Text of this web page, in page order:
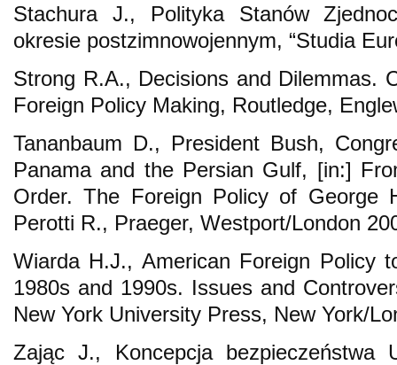
Stachura J., Polityka Stanów
okresie postzimnowojennym, “Studia
Strong R.A., Decisions and Dilemmas.
Foreign Policy Making, Routledge,
Tananbaum D., President Bush,
Panama and the Persian Gulf, [in:]
Order. The Foreign Policy of George
Perotti R., Praeger, Westport/London
Wiarda H.J., American Foreign Policy
1980s and 1990s. Issues and
New York University Press, New York/
Zając J., Koncepcja bezpieczeństwa